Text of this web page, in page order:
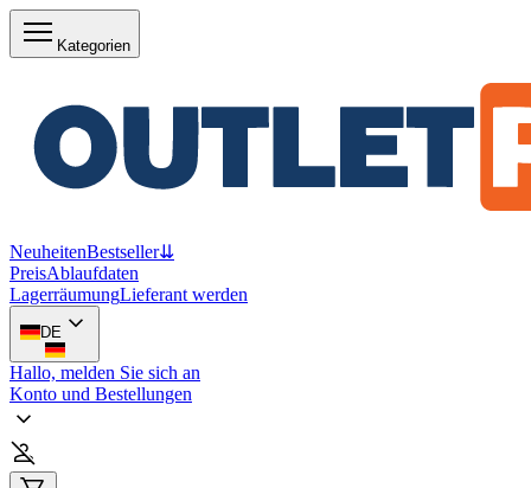
Kategorien
NeuheitenBestseller⇊
PreisAblaufdaten
LagerräumungLieferant werden
DE
Hallo, melden Sie sich an
Konto und Bestellungen